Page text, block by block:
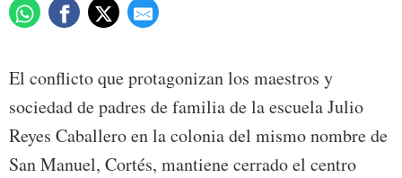
El conflicto que protagonizan los maestros y
sociedad de padres de familia de la escuela Julio
Reyes Caballero en la colonia del mismo nombre de
San Manuel, Cortés, mantiene cerrado el centro